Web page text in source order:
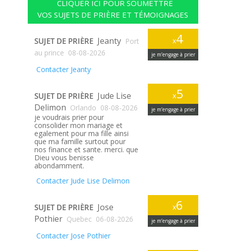
CLIQUER ICI POUR SOUMETTRE
VOS SUJETS DE PRIÈRE ET TÉMOIGNAGES
x4
je m’engage à prier
SUJET DE PRIÈRE Jeanty Port
au prince 08-08-2026
Contacter Jeanty
x5
je m’engage à prier
SUJET DE PRIÈRE Jude Lise
Delimon Orlando 08-08-2026
je voudrais prier pour
consolider mon mariage et
egalement pour ma fille ainsi
que ma famille surtout pour
nos finance et sante. merci. que
Dieu vous benisse
abondamment.
Contacter Jude Lise Delimon
x6
je m’engage à prier
SUJET DE PRIÈRE Jose
Pothier Quebec 06-08-2026
Contacter Jose Pothier